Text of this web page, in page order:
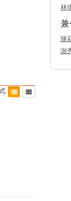
林
陳
謝